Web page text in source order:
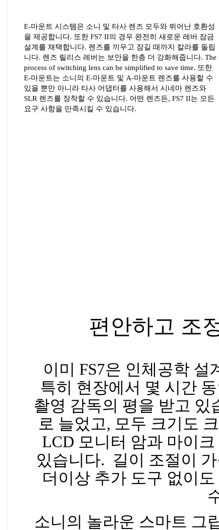
E-마운트 시스템은 소니 및 타사 렌즈 모두와 뛰어난 호환성
을 제공합니다. 또한 FS7 II의 경우 완전히 새로운 레버 잠금
설계를 채택합니다. 렌즈를 끼우고 잠길 때까지 칼라를 돌립
니다. 렌즈 릴리스 레버는 보안을 한층 더 강화해줍니다. The
process of switching lens can be simplified to save time. 또한
E-마운트는 소니의 E-마운트 및 A-마운트 렌즈를 사용할 수
있을 뿐만 아니라 타사 어댑터를 사용해서 시네마 렌즈와
SLR 렌즈를 장착할 수 있습니다. 어떤 렌즈든, FS7 II는 모든
요구 사항을 만족시킬 수 있습니다.
편안하고 조
이미 FS7은 인체공학
특히 현장에서 몇 시간
촬영 감독의 평을 받고 있
로 늘었고, 모두 크기도
LCD 모니터 암과 마이
있습니다. 길이 조절이
더이상 추가 도구 없이
소니의 놀라운 스마트 그